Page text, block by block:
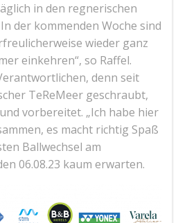
in den regnerischen
der kommenden Woche sind
wieder ganz
einkehren“, so Raffel.
denn seit
TeReMeer geschraubt,
vorbereitet. „Ich habe hier
es macht richtig Spaß
Ballwechsel am
06.08.23 kaum erwarten.